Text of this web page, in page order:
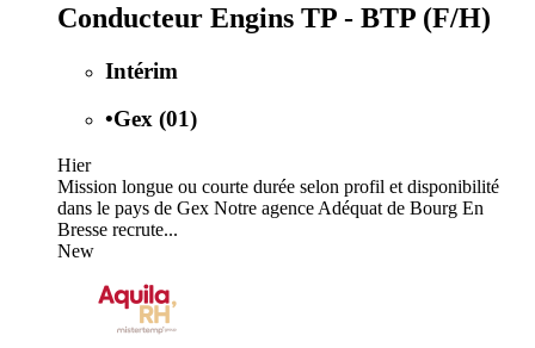
Conducteur Engins TP - BTP (F/H)
Intérim
•Gex (01)
Hier
Mission longue ou courte durée selon profil et disponibilité
dans le pays de Gex Notre agence Adéquat de Bourg En
Bresse recrute...
New